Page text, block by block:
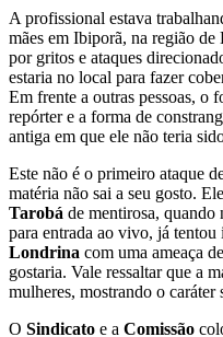
A profissional estava
mães em Ibiporã, na região
por gritos e ataques
estaria no local para fazer
Em frente a outras pessoas, o
repórter e a forma de
antiga em que ele não teria
Este não é o primeiro ataque
matéria não sai a seu gosto.
Tarobá de mentirosa,
para entrada ao vivo, já
Londrina com uma ameaça
gostaria. Vale ressaltar que a
mulheres, mostrando o caráter
O Sindicato e a Comissão